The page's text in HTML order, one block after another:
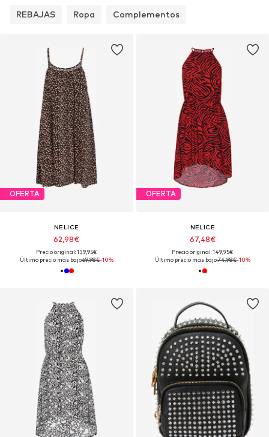
REBAJAS Ropa Complementos
OFERTA
NELICE
62,98€
Precio original: 139,95€
Último precio más bajo:69,98€-10%
OFERTA
NELICE
67,48€
Precio original: 149,95€
Último precio más bajo:74,98€-10%